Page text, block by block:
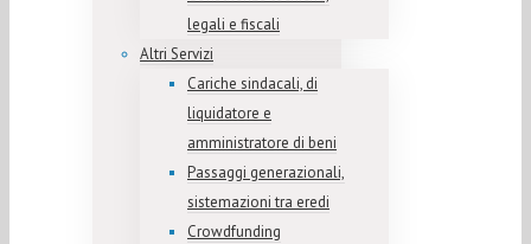
legali e fiscali
Altri Servizi
Cariche sindacali, di
liquidatore e
amministratore di beni
Passaggi generazionali,
sistemazioni tra eredi
Crowdfunding